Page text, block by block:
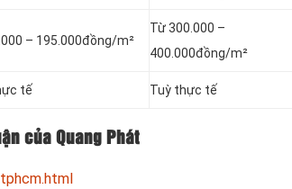
– 195.000đồng/m²
Từ 300.000 –
400.000đồng/m²
tế Tuỳ thực tế
của Quang Phát